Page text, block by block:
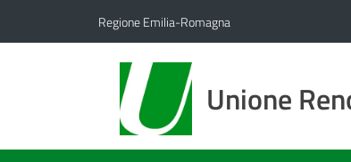
Regione Emilia-Romagna
Unione